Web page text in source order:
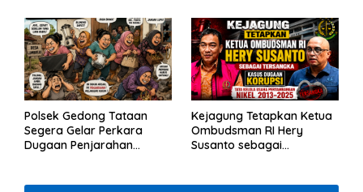
Polsek Gedong Tataan
Segera Gelar Perkara
Dugaan Penjarahan
Kejagung Tetapkan Ketua
Ombudsman RI Hery
Susanto sebagai
Tambang Nikel